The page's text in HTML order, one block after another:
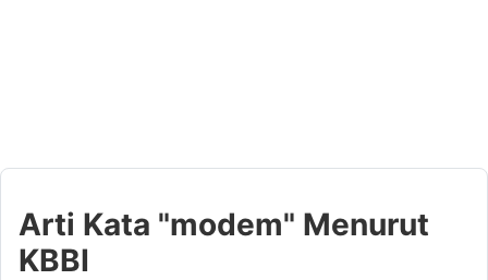
Arti Kata "modem" Menurut
KBBI